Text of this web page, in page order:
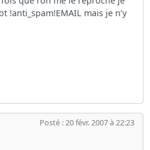
!anti_spam!EMAIL mais je n’y
Posté : 20 févr. 2007 à 22:23